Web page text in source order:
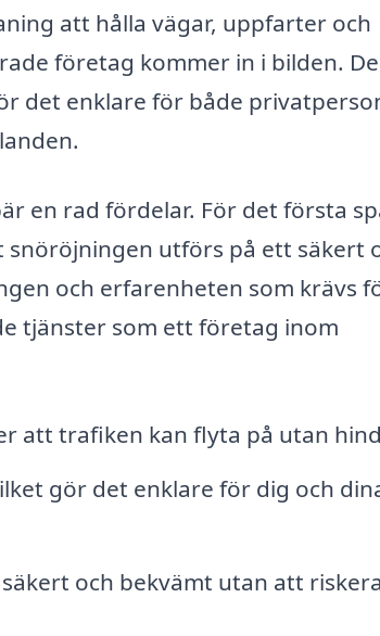
att hålla vägar, uppfarter och
företag kommer in i bilden. De
det enklare för både
en rad fördelar. För det första
utförs på ett säkert
och erfarenheten som krävs
tjänster som ett företag inom
att trafiken kan flyta på utan
gör det enklare för dig och
och bekvämt utan att